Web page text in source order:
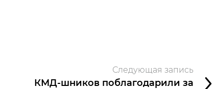
Следующая запись
КМД-шников поблагодарили за